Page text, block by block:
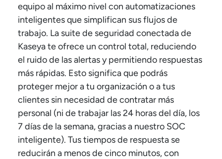
equipo al máximo nivel con automatizaciones
inteligentes que simplifican sus flujos de
trabajo. La suite de seguridad conectada de
Kaseya te ofrece un control total, reduciendo
el ruido de las alertas y permitiendo respuestas
más rápidas. Esto significa que podrás
proteger mejor a tu organización o a tus
clientes sin necesidad de contratar más
personal (ni de trabajar las 24 horas del día, los
7 días de la semana, gracias a nuestro SOC
inteligente). Tus tiempos de respuesta se
reducirán a menos de cinco minutos, con